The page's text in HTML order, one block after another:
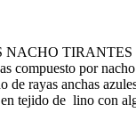
NACHO
compuesto por
de rayas anchas
tejido de lino con